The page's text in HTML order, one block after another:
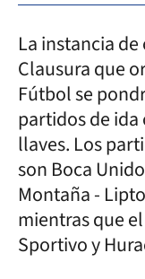
La instancia
Clausura que
Fútbol se
partidos de
llaves. Los
son Boca
Montaña -
mientras que
Sportivo y